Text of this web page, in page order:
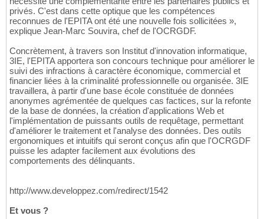
privés. C'est dans cette optique que les compétences
reconnues de l'EPITA ont été une nouvelle fois sollicitées »,
explique Jean-Marc Souvira, chef de l'OCRGDF.
Concrètement, à travers son Institut d'innovation informatique,
3IE, l'EPITA apportera son concours technique pour améliorer le
suivi des infractions à caractère économique, commercial et
financier liées à la criminalité professionnelle ou organisée. 3IE
travaillera, à partir d'une base école constituée de données
anonymes agrémentée de quelques cas factices, sur la refonte
de la base de données, la création d'applications Web et
l'implémentation de puissants outils de requêtage, permettant
d'améliorer le traitement et l'analyse des données. Des outils
ergonomiques et intuitifs qui seront conçus afin que l'OCRGDF
puisse les adapter facilement aux évolutions des
comportements des délinquants.
http://www.developpez.com/redirect/1542
Et vous ?